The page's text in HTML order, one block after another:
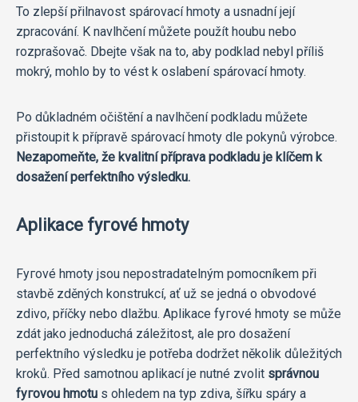
To zlepší přilnavost spárovací hmoty a usnadní její
zpracování. K navlhčení můžete použít houbu nebo
rozprašovač. Dbejte však na to, aby podklad nebyl příliš
mokrý, mohlo by to vést k oslabení spárovací hmoty.
Po důkladném očištění a navlhčení podkladu můžete
přistoupit k přípravě spárovací hmoty dle pokynů výrobce.
Nezapomeňte, že kvalitní příprava podkladu je klíčem k
dosažení perfektního výsledku.
Aplikace fугоvé hmoty
Fугоvé hmoty jsou nepostradatelným pomocníkem při
stavbě zděných konstrukcí, ať už se jedná o obvodové
zdivo, příčky nebo dlažbu. Aplikace fугоvé hmoty se může
zdát jako jednoduchá záležitost, ale pro dosažení
perfektního výsledku je potřeba dodržet několik důležitých
kroků. Před samotnou aplikací je nutné zvolit správnou
fугоvou hmotu s ohledem na typ zdiva, šířku spáry a